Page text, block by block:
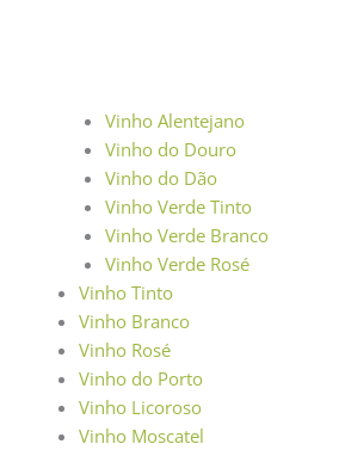
Vinho Alentejano
Vinho do Douro
Vinho do Dão
Vinho Verde Tinto
Vinho Verde Branco
Vinho Verde Rosé
Vinho Tinto
Vinho Branco
Vinho Rosé
Vinho do Porto
Vinho Licoroso
Vinho Moscatel